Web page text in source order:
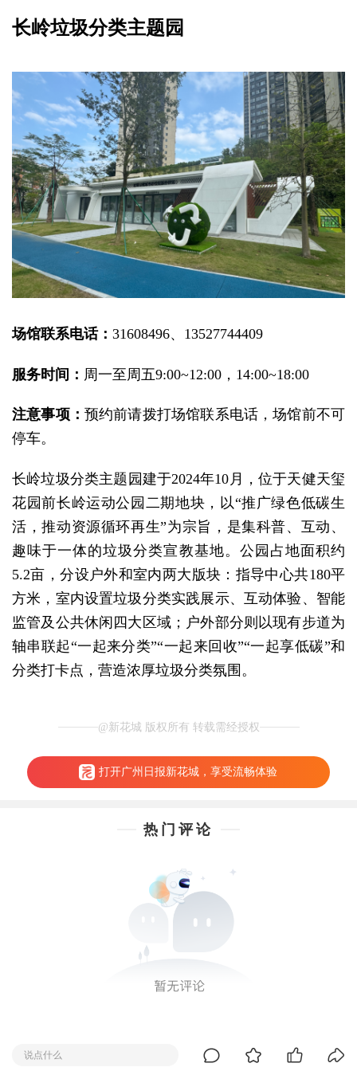
长岭垃圾分类主题园
场馆联系电话： 31608496、13527744409
服务时间： 周一至周五9:00~12:00，14:00~18:00
注意事项： 预约前请拨打场馆联系电话，场馆前不可
停车。
长岭垃圾分类主题园建于2024年10月，位于天健天玺
花园前长岭运动公园二期地块，以“推广绿色低碳生
活，推动资源循环再生”为宗旨，是集科普、互动、
趣味于一体的垃圾分类宣教基地。公园占地面积约
5.2亩，分设户外和室内两大版块：指导中心共180平
方米，室内设置垃圾分类实践展示、互动体验、智能
监管及公共休闲四大区域；户外部分则以现有步道为
轴串联起“一起来分类”“一起来回收”“一起享低碳”和
分类打卡点，营造浓厚垃圾分类氛围。
@新花城 版权所有 转载需经授权
打开广州日报新花城，享受流畅体验
热门评论
说点什么